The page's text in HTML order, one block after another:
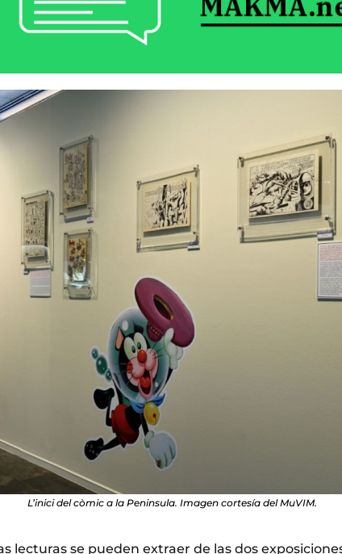
L’inici del còmic a la Peninsula. Imagen cortesía del MuVIM.
lecturas se pueden extraer de las dos